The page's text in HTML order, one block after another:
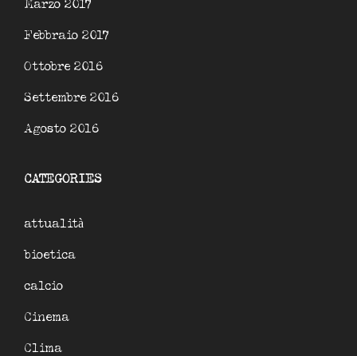
Marzo 2017
Febbraio 2017
Ottobre 2016
Settembre 2016
Agosto 2016
CATEGORIES
attualità
bioetica
calcio
Cinema
Clima